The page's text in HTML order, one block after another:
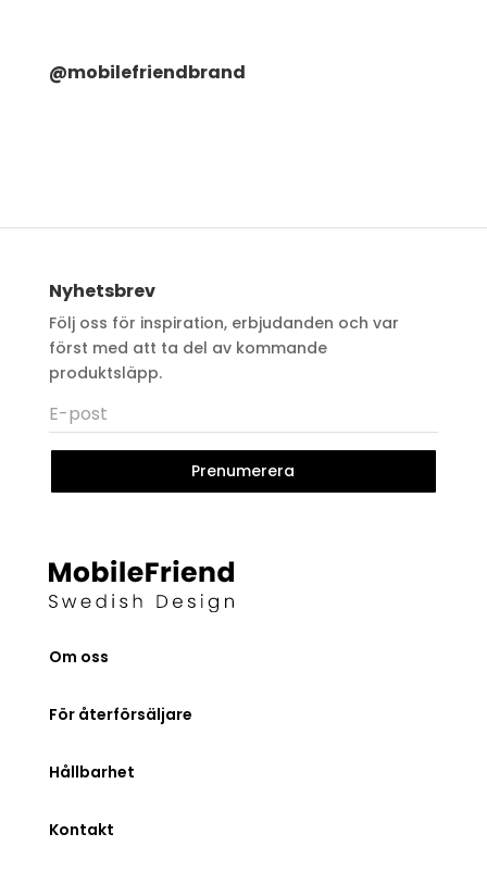
@mobilefriendbrand
Nyhetsbrev
Följ oss för inspiration, erbjudanden och var
först med att ta del av kommande
produktsläpp.
Prenumerera
Om oss
För återförsäljare
Hållbarhet
Kontakt